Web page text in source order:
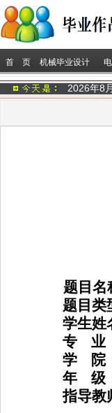
首 页 机械毕业设计
2026年8
题目名
题目类
学生姓
专 业
学 院
年 级
指导教